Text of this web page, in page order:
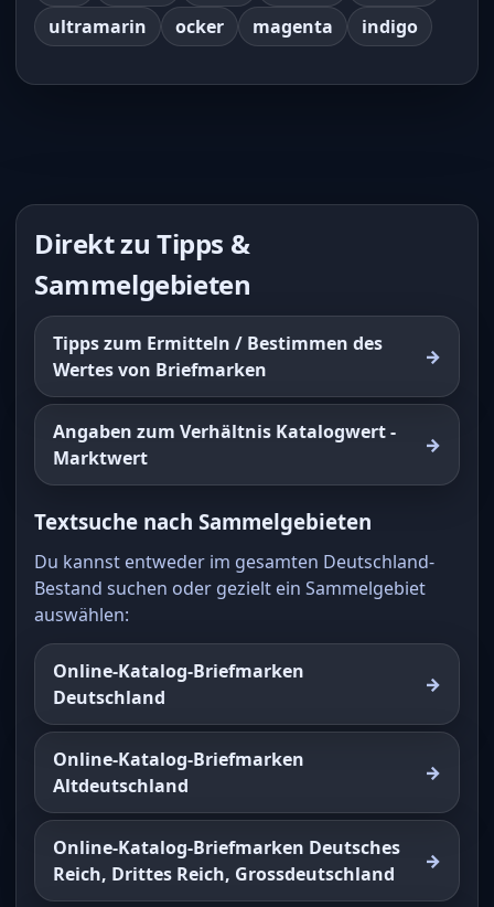
ultramarin
ocker magenta indigo
Direkt zu Tipps &
Sammelgebieten
Tipps zum Ermitteln / Bestimmen des
Wertes von Briefmarken
Angaben zum Verhältnis Katalogwert -
Marktwert
Textsuche nach Sammelgebieten
Du kannst entweder im gesamten Deutschland-
Bestand suchen oder gezielt ein Sammelgebiet
auswählen:
Online-Katalog-Briefmarken
Deutschland
Online-Katalog-Briefmarken
Altdeutschland
Online-Katalog-Briefmarken Deutsches
Reich, Drittes Reich, Grossdeutschland